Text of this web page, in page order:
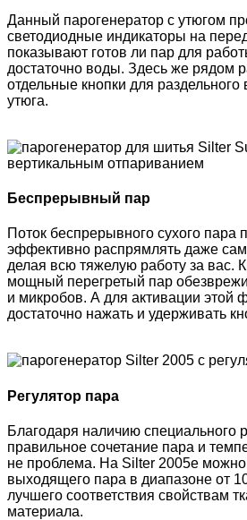
Данный парогенератор с утюгом
светодиодные индикаторы на
показывают готов ли пар для
достаточно воды. Здесь же рядом
отдельные кнопки для
утюга.
Беспрерывный пар
Поток беспрерывного сухого пара
эффективно распрямлять даже
делая всю тяжелую работу за вас.
мощный перегретый пар
и микробов. А для активации этой
достаточно нажать и удерживать
Регулятор пара
Благодаря наличию специального
правильное сочетание пара и
не проблема. На Silter 2005e можно
выходящего пара в диапазоне от
лучшего соответствия свойствам
материала.